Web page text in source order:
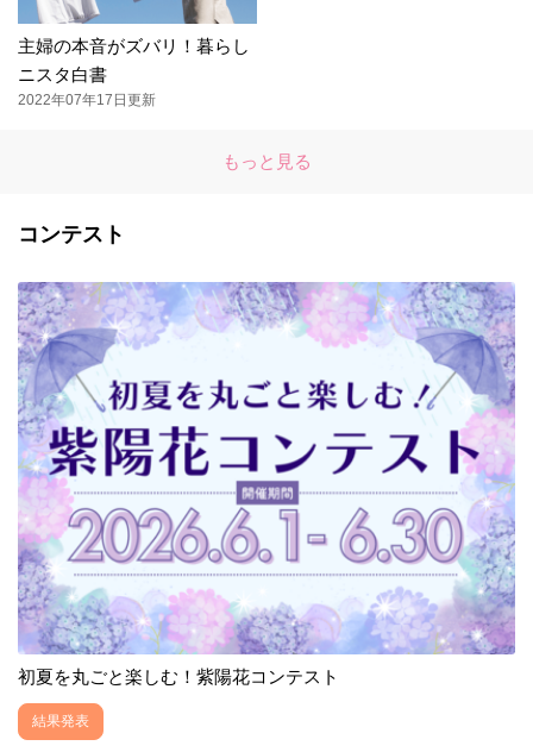
主婦の本音がズバリ！暮らし
ニスタ白書
2022年07年17日更新
もっと見る
コンテスト
初夏を丸ごと楽しむ！紫陽花コンテスト
結果発表